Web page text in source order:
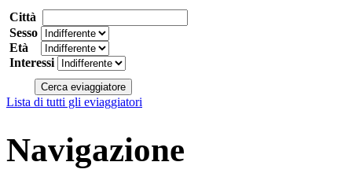
Città
Sesso
Età
Interessi
Lista di tutti gli eviaggiatori
Navigazione